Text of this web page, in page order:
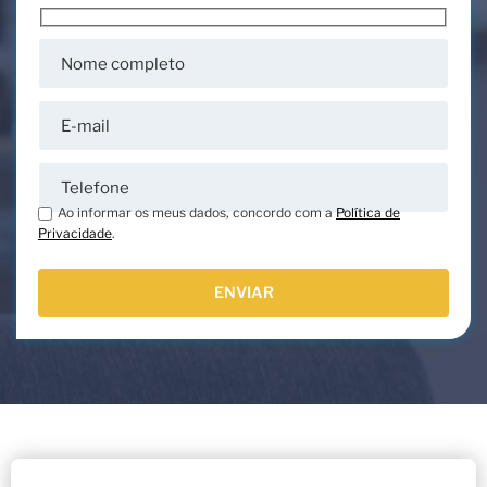
Ao informar os meus dados, concordo com a Política de
Privacidade.